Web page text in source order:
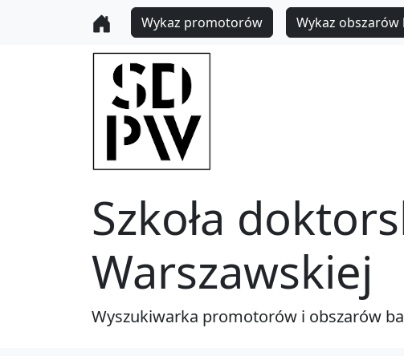
Wykaz promotorów Wykaz obszarów
Szkoła
Warszawskiej
Wyszukiwarka promotorów i obszarów